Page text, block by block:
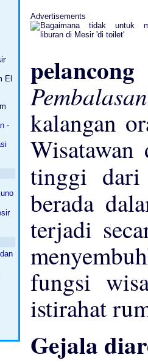
-
Advertisements
kalangan
Wisatawan
tinggi
berada
terjadi
fungsi
istirahat
Gejala